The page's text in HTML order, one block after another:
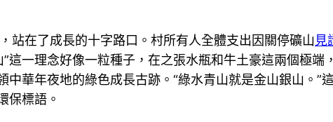
站在了成長的十字路口。村所有人全體支出因關停礦山見
一理念好像一粒種子，在之張水瓶和牛土豪這兩個極端
華年夜地的綠色成長古跡。“綠水青山就是金山銀山。”
保標語。